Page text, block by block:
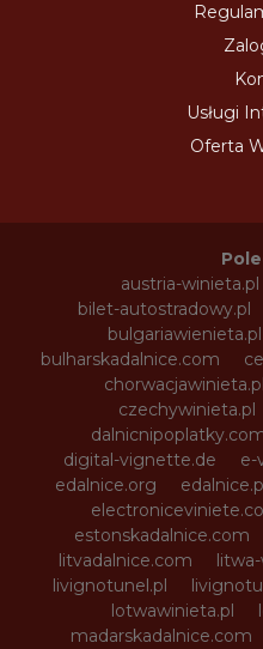
Usługi
Oferta
austria-winieta.pl
bilet-autostradowy.pl
bulgariawienieta.pl
bulharskadalnice.com
chorwacjawinieta.pl
czechywinieta.pl
digital-vignette.de
e-
edalnice.org
estonskadalnice.com
litvadalnice.com
livignotunel.pl
lotwawinieta.pl
madarskadalnice.com